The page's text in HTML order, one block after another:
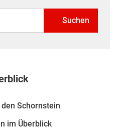
Suchen
Schornstein
im Überblick